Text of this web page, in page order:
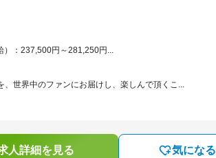
：237,500円～281,250円...
世界中のファンにお届けし、楽しんで頂くこ...
人詳細を見る 気になる